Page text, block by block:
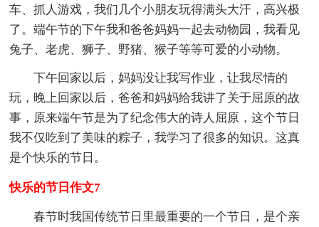
车、抓人游戏，我们几个小朋友玩得满头大汗，高兴极
了。端午节的下午我和爸爸妈妈一起去动物园，我看见
兔子、老虎、狮子、野猪、猴子等等可爱的小动物。
下午回家以后，妈妈没让我写作业，让我尽情的
玩，晚上回家以后，爸爸和妈妈给我讲了关于屈原的故
事，原来端午节是为了纪念伟大的诗人屈原，这个节日
我不仅吃到了美味的粽子，我学习了很多的知识。这真
是个快乐的节日。
快乐的节日作文7
春节时我国传统节日里最重要的一个节日，是个亲